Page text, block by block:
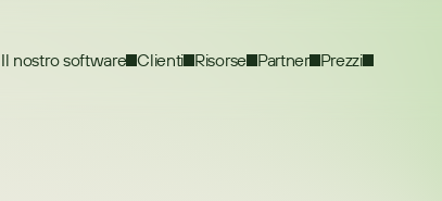
Il nostro software Clienti Risorse Partner Prezzi